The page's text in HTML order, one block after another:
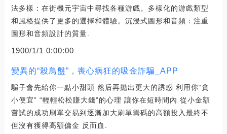
法多樣：在街機元宇宙中尋找各種游戲。多樣化的游戲類型
和風格提供了更多的選擇和體驗。沉浸式圖形和音頻：注重
圖形和音頻設計的質量.
1900/1/1 0:00:00
變異的“殺鳥盤”，喪心病狂的吸金詐騙_APP
騙子會先給你一點小甜頭 然后再拋出更大的誘惑 利用你“貪
小便宜” “輕輕松松賺大錢”的心理 讓你在短時間內 從小金額
嘗試的成功刷單交易到逐漸加大刷單籌碼的高額投入最終不
但沒有獲得高額傭金 反而血.